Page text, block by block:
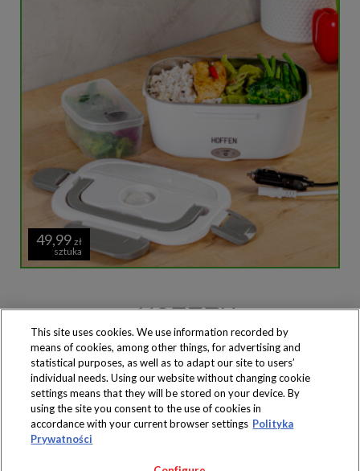
49,99 zł
sztuka
Produkty dostępne
wyłącznie w sklepach
Copyright 2019 Jeronimo Martins Polska S.A.
This site uses cookies. We use information recorded by
means of cookies, among other things, for advertising and
statistical purposes, as well as to adapt our site to users’
individual needs. Using our website without changing cookie
settings means that they will be stored on your device. By
using the site you consent to the use of cookies in
accordance with your current browser settings Polityka
Prywatności